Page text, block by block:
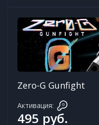
Zero-G Gunfight
Активация:
495 руб.